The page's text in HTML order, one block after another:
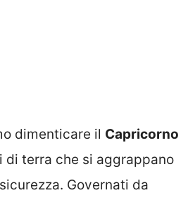
dimenticare il Capricorno
di terra che si aggrappano
Governati da